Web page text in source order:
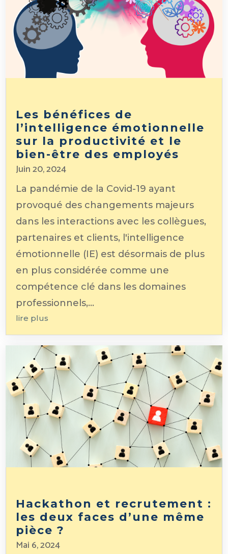
Les bénéfices de
l’intelligence émotionnelle
sur la productivité et le
bien-être des employés
Juin 20, 2024
La pandémie de la Covid-19 ayant
provoqué des changements majeurs
dans les interactions avec les collègues,
partenaires et clients, l'intelligence
émotionnelle (IE) est désormais de plus
en plus considérée comme une
compétence clé dans les domaines
professionnels,...
lire plus
Hackathon et recrutement :
les deux faces d’une même
pièce ?
Mai 6, 2024